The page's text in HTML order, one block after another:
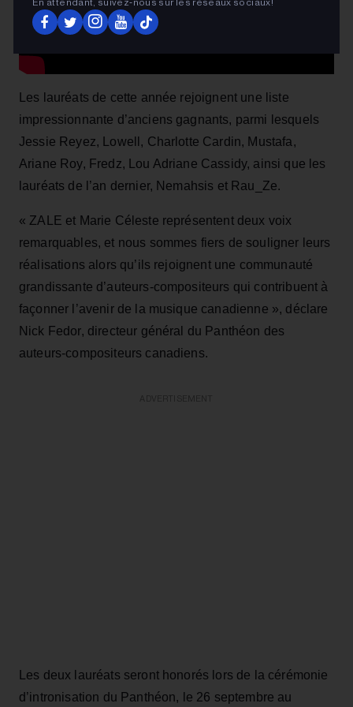
Les lauréats de cette année rejoignent une liste
impressionnante d’anciens gagnants, parmi lesquels
Jessie Reyez, Lowell, Charlotte Cardin, Mustafa,
Ariane Roy, Fredz, Lou Adriane Cassidy, ainsi que les
lauréats de l’an dernier, Nemahsis et Rau_Ze.
« ZALE et Marie Céleste représentent deux voix
remarquables, et nous sommes fiers de souligner leurs
réalisations alors qu’ils rejoignent une communauté
grandissante d’auteurs‑compositeurs qui contribuent à
façonner l’avenir de la musique canadienne », déclare
Nick Fedor, directeur général du Panthéon des
auteurs‑compositeurs canadiens.
Les deux lauréats seront honorés lors de la cérémonie
d’intronisation du Panthéon, le 26 septembre au
En attendant, suivez‑nous sur les réseaux sociaux!